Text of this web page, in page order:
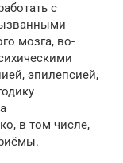
с
мозга, во-
эпилепсией,
в том числе,